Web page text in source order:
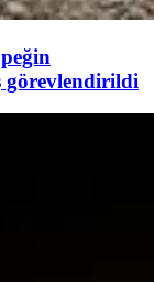
görevlendirildi